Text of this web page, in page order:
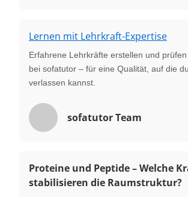
Lernen mit Lehrkraft-Expertise
Erfahrene Lehrkräfte erstellen und
bei sofatutor – für eine Qualität, auf die
verlassen kannst.
sofatutor Team
Proteine und Peptide – Welche
stabilisieren die Raumstruktur?